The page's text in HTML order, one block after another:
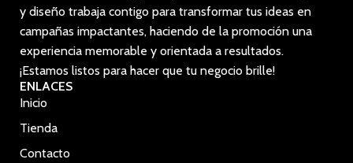
y diseño trabaja contigo para transformar tus ideas en
campañas impactantes, haciendo de la promoción una
experiencia memorable y orientada a resultados.
¡Estamos listos para hacer que tu negocio brille!
ENLACES
Inicio
Tienda
Contacto